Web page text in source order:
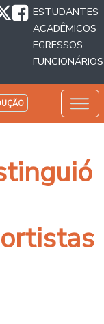
ESTUDANTES
ACADÊMICOS
EGRESSOS
FUNCIONÁRIOS